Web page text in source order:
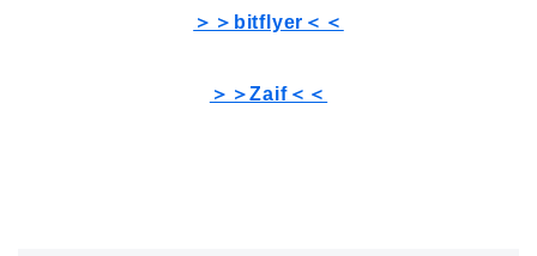
＞＞bitflyer＜＜
＞＞Zaif＜＜